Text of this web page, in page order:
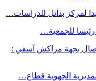
لمركز بدائل للدراسات…
للجمعية…
بجهة مراكش آسفي :
الجهوية قطاع…